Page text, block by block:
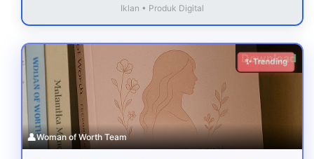
Iklan • Produk Digital
Download
✨ Trending
👤Woman of Worth Team